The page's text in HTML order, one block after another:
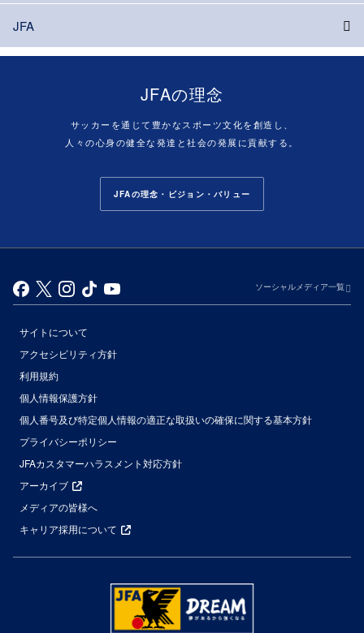
JFA
JFAの理念
サッカーを通じて豊かなスポーツ文化を創造し、
人々の心身の健全な発達と社会の発展に貢献する。
JFAの理念・ビジョン・バリュー
ソーシャルメディア一覧
サイトについて
アクセシビリティ方針
利用規約
個人情報保護方針
個人番号及び特定個人情報の適正な取扱いの確保に関する基本方針
プライバシーポリシー
JFAカスタマーハラスメント対応方針
アーカイブ
メディアの皆様へ
キャリア採用について